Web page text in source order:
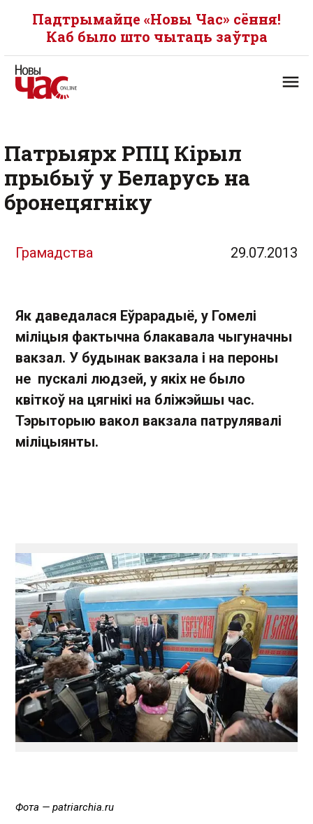
Падтрымайце «Новы Час» сёння!
Каб было што чытаць заўтра
Патрыярх РПЦ Кірыл
прыбыў у Беларусь на
бронецягніку
Грамадства 29.07.2013
Як даведалася Еўрарадыё, у Гомелі
міліцыя фактычна блакавала чыгуначны
вакзал. У будынак вакзала і на пероны
не пускалі людзей, у якіх не было
квіткоў на цягнікі на бліжэйшы час.
Тэрыторыю вакол вакзала патрулявалі
міліцыянты.
Фота — patriarchia.ru